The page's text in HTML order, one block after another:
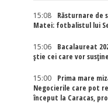
15:08
Răsturnare de
Matei: fotbalistul lui
15:06
Bacalaureat
știe cei care vor
15:00
Prima mare
Negocierile care pot
început la Caracas,